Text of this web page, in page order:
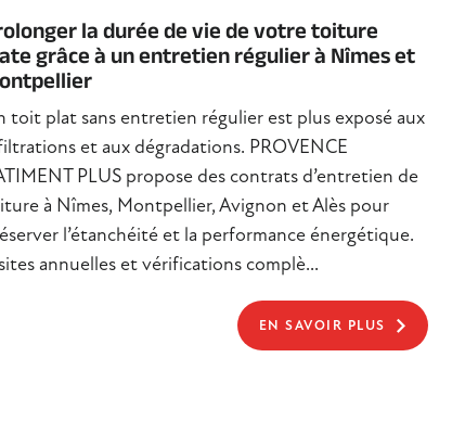
la durée de vie de votre toiture
grâce à un entretien régulier à Nîmes et
toit plat sans entretien régulier est plus exposé aux
et aux dégradations. PROVENCE
PLUS propose des contrats d’entretien de
à Nîmes, Montpellier, Avignon et Alès pour
l’étanchéité et la performance énergétique.
annuelles et vérifications complè...
EN SAVOIR PLUS